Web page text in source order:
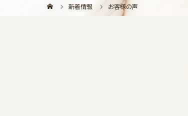
新着情報 お客様の声